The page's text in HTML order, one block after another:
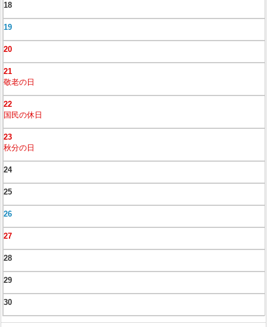
18
19
20
21
敬老の日
22
国民の休日
23
秋分の日
24
25
26
27
28
29
30